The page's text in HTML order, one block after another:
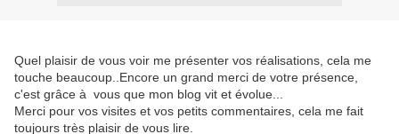
Quel plaisir de vous voir me présenter vos réalisations, cela me
touche beaucoup..Encore un grand merci de votre présence,
c'est grâce à vous que mon blog vit et évolue...
Merci pour vos visites et vos petits commentaires, cela me fait
toujours très plaisir de vous lire.